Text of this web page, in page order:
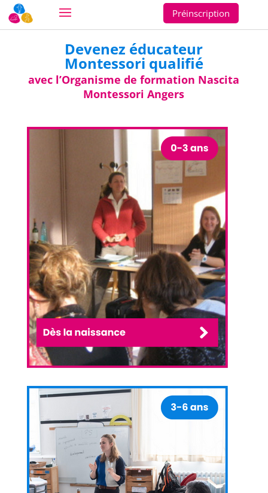
Préinscription
Devenez éducateur
Montessori qualifié
avec l’Organisme de formation Nascita
Montessori Angers